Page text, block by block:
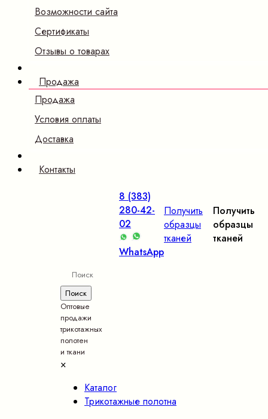
Возможности сайта
Сертификаты
Отзывы о товарах
Продажа
Продажа
Условия оплаты
Доставка
Контакты
8 (383)
280-42-
02
WhatsApp
Получить
образцы
тканей
Получить
образцы
тканей
Оптовые
продажи
трикотажных
полотен
и ткани
×
Каталог
Трикотажные полотна